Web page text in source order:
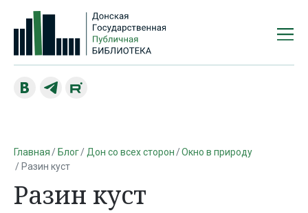
Главная Блог Дон со всех сторон
Окно в природу
Разин куст
Разин куст